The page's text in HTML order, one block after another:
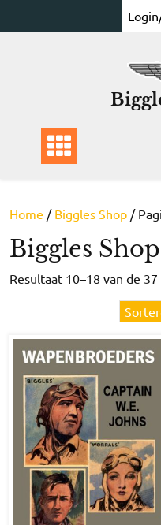
naar
Home / Biggles Shop /
Biggles Shop
Resultaat 10–18 van de